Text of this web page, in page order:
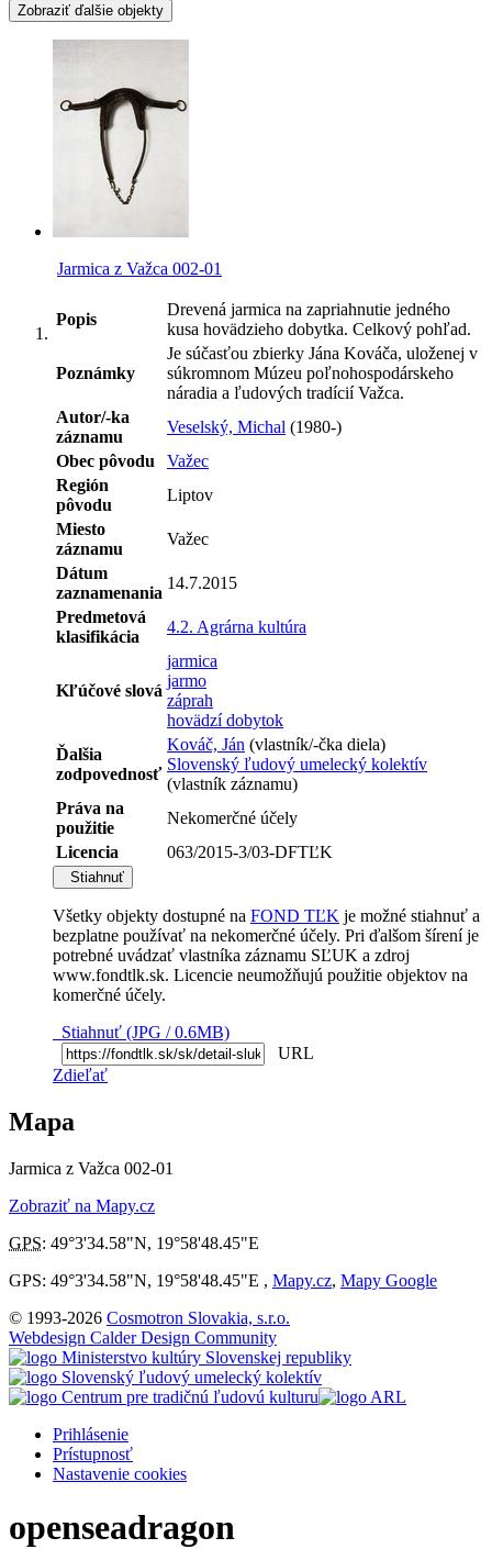
Zobraziť ďalšie objekty
Jarmica z Važca 002-01
Popis
Drevená jarmica na zapriahnutie jedného
kusa hovädzieho dobytka. Celkový pohľad.
Poznámky
Je súčasťou zbierky Jána Kováča, uloženej v
súkromnom Múzeu poľnohospodárskeho
náradia a ľudových tradícií Važca.
Autor/-ka
záznamu
Veselský, Michal (1980-)
Obec pôvodu
Važec
Región
pôvodu
Liptov
Miesto
záznamu
Važec
Dátum
zaznamenania
14.7.2015
Predmetová
klasifikácia
4.2. Agrárna kultúra
Kľúčové slová
jarmica
jarmo
záprah
hovädzí dobytok
Ďalšia
zodpovednosť
Kováč, Ján (vlastník/-čka diela)
Slovenský ľudový umelecký kolektív
(vlastník záznamu)
Práva na
použitie
Nekomerčné účely
Licencia
063/2015-3/03-DFTĽK
Stiahnuť
Všetky objekty dostupné na FOND TĽK je možné stiahnuť a
bezplatne používať na nekomerčné účely. Pri ďalšom šírení je
potrebné uvádzať vlastníka záznamu SĽUK a zdroj
www.fondtlk.sk. Licencie neumožňujú použitie objektov na
komerčné účely.
Stiahnuť (JPG / 0.6MB)
URL
Zdieľať
Mapa
Jarmica z Važca 002-01
Zobraziť na Mapy.cz
GPS: 49°3'34.58"N, 19°58'48.45"E
GPS: 49°3'34.58"N, 19°58'48.45"E , Mapy.cz, Mapy Google
© 1993-2026 Cosmotron Slovakia, s.r.o.
Webdesign Calder Design Community
Prihlásenie
Prístupnosť
Nastavenie cookies
openseadragon